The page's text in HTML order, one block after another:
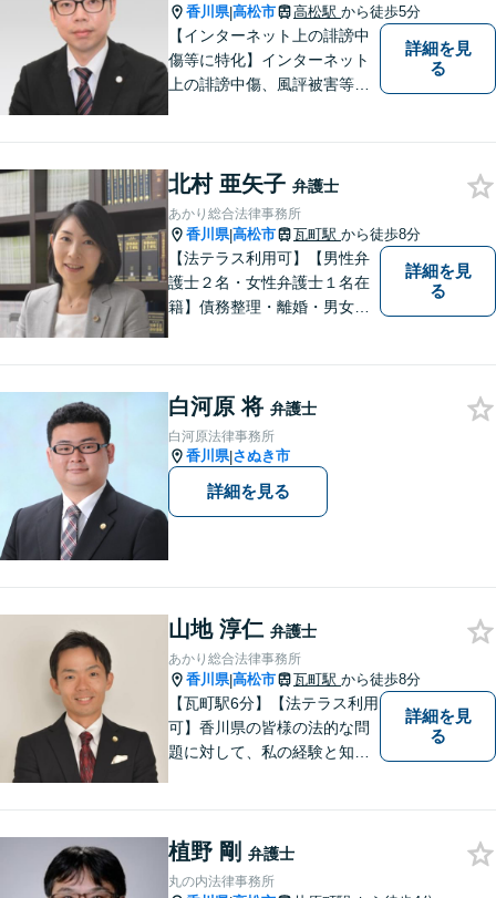
香川県|高松市 高松駅 から徒歩5分
【インターネット上の誹謗中
傷等に特化】インターネット
上の誹謗中傷、風評被害等に
報開示等、最善の解決方法を
ご提案いたします。
詳細を見
る
北村 亜矢子 弁護士
あかり総合法律事務所
香川県|高松市 瓦町駅 から徒歩8分
【法テラス利用可】【男性弁
護士２名・女性弁護士１名在
籍】債務整理・離婚・男女問
明を心がけています。早期解
決のため、まずはお気軽にご
相談ください。
詳細を見
る
白河原 将 弁護士
白河原法律事務所
香川県|さぬき市
詳細を見る
山地 淳仁 弁護士
あかり総合法律事務所
香川県|高松市 瓦町駅 から徒歩8分
【瓦町駅6分】【法テラス利用
可】香川県の皆様の法的な問
題に対して、私の経験と知識
い。少しでもお役に立てるよ
う全力でサポートいたしま
詳細を見
る
植野 剛 弁護士
丸の内法律事務所